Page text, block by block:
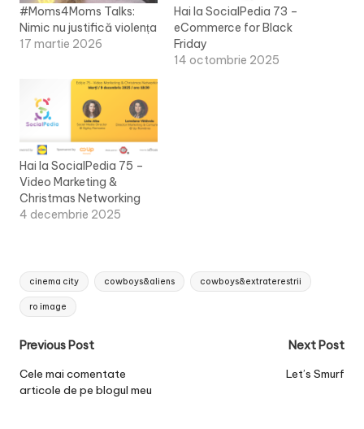
#Moms4Moms Talks:
Nimic nu justifică violența
17 martie 2026
Hai la SocialPedia 73 –
eCommerce for Black
Friday
14 octombrie 2025
Hai la SocialPedia 75 –
Video Marketing &
Christmas Networking
4 decembrie 2025
Tags:
cinema city cowboys&aliens cowboys&extraterestrii
ro image
Post
navigation
Previous Post
Cele mai comentate
articole de pe blogul meu
Next Post
Let’s Smurf